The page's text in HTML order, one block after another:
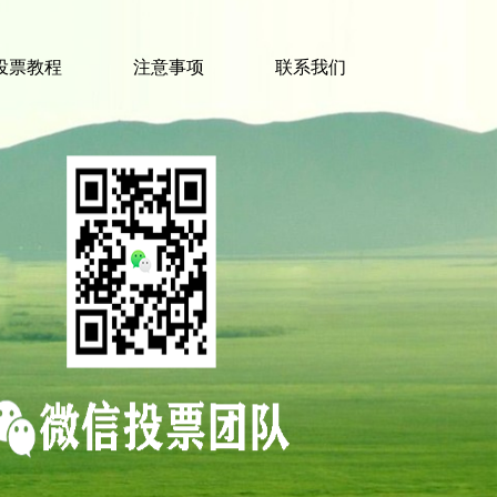
票教程 注意事项 联系我们